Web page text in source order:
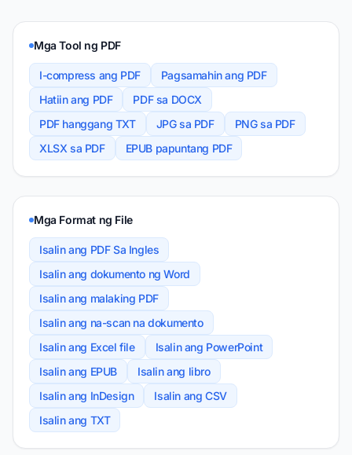
Mga Tool ng PDF
I-compress ang PDF
Pagsamahin ang PDF
Hatiin ang PDF
PDF sa DOCX
PDF hanggang TXT
JPG sa PDF
PNG sa PDF
XLSX sa PDF
EPUB papuntang PDF
Mga Format ng File
Isalin ang PDF Sa Ingles
Isalin ang dokumento ng Word
Isalin ang malaking PDF
Isalin ang na-scan na dokumento
Isalin ang Excel file
Isalin ang PowerPoint
Isalin ang EPUB
Isalin ang libro
Isalin ang InDesign
Isalin ang CSV
Isalin ang TXT